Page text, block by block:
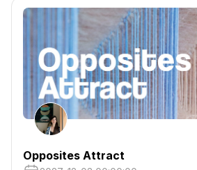
Opposites Attract